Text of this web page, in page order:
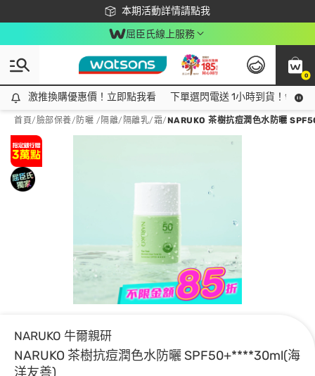
本期活動詳情請點我
下載app最高回饋$350
屈臣氏線上服務
0
激推換購優惠價！立即點我看
激推換購優惠價！立即點我看 下單選閃電送 1小時到貨！領神
首頁/臉部保養/ 防曬 /隔離/ 隔離乳/霜/NARUKO 茶樹抗痘潤色水防曬
NARUKO 牛爾親研
NARUKO 茶樹抗痘潤色水防曬 SPF50+****30ml(海
洋友善)